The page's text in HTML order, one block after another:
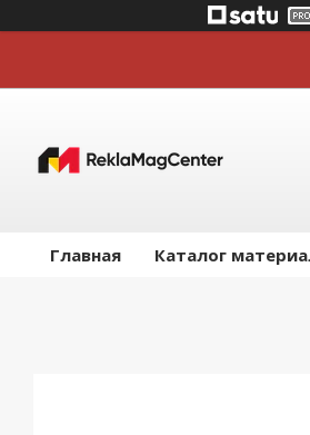
Главная Каталог